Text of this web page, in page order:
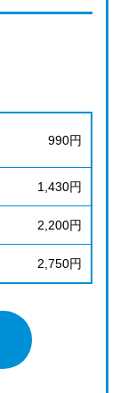
990円
1,430円
2,200円
2,750円